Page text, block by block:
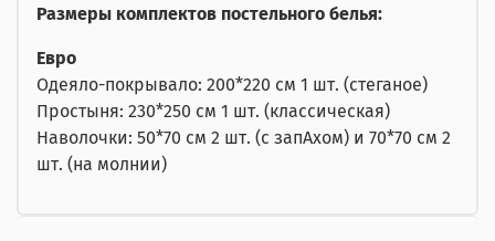
Размеры комплектов постельного белья:
Евро
Одеяло-покрывало: 200*220 см 1 шт. (стеганое)
Простыня: 230*250 см 1 шт. (классическая)
Наволочки: 50*70 см 2 шт. (с запАхом) и 70*70 см 2
шт. (на молнии)